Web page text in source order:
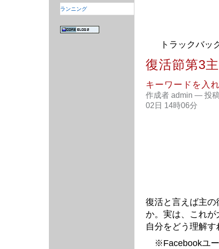
ランニング
トラックバッ
復活節第3
キーワードを入
作成者 admin —投
02日 14時06分
復活と言えば主
か。実は、これ
自分をどう理解
※Facebookユー